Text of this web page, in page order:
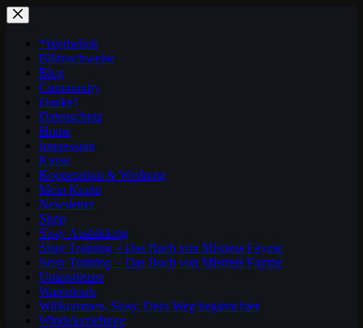
Zum
Inhalt
springen*Werbelink
Bildnachweise
Blog
Community
Danke!
Datenschutz
Home
Impressum
Kasse
Kooperation & Werbung
Mein Konto
Newsletter
Shop
Sissy Ausbildung
Sissy Training – Das Buch von Mistress Fayme
Sissy Training – Das Buch von Mistress Fayme
Unterstützen
Warenkorb
Willkommen, Sissy. Dein Weg beginnt hier
Windelerziehung